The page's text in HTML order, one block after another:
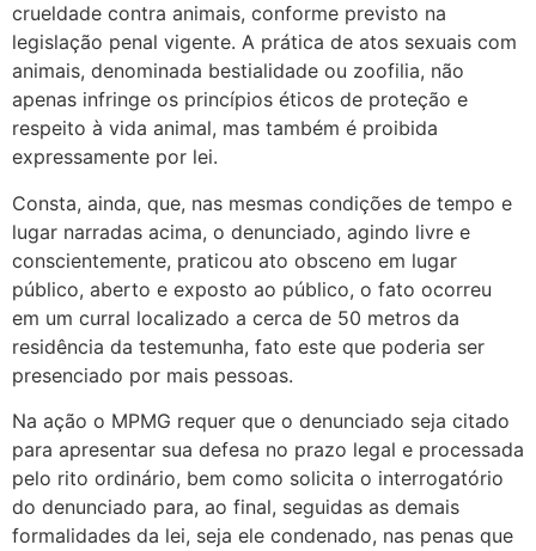
crueldade contra animais, conforme previsto na
legislação penal vigente. A prática de atos sexuais com
animais, denominada bestialidade ou zoofilia, não
apenas infringe os princípios éticos de proteção e
respeito à vida animal, mas também é proibida
expressamente por lei.
Consta, ainda, que, nas mesmas condições de tempo e
lugar narradas acima, o denunciado, agindo livre e
conscientemente, praticou ato obsceno em lugar
público, aberto e exposto ao público, o fato ocorreu
em um curral localizado a cerca de 50 metros da
residência da testemunha, fato este que poderia ser
presenciado por mais pessoas.
Na ação o MPMG requer que o denunciado seja citado
para apresentar sua defesa no prazo legal e processada
pelo rito ordinário, bem como solicita o interrogatório
do denunciado para, ao final, seguidas as demais
formalidades da lei, seja ele condenado, nas penas que